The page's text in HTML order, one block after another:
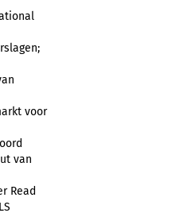
voor
van
Read